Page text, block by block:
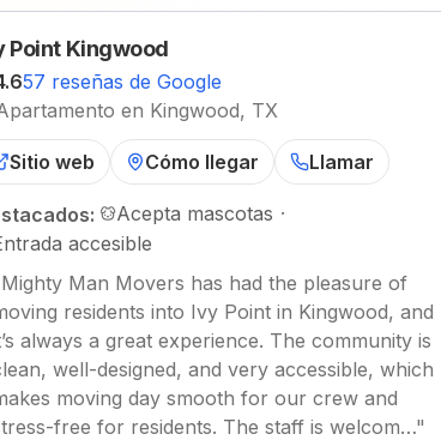
Point Kingwood
57 reseñas de Google
en Kingwood, TX
Sitio web Cómo llegar Llamar
Acepta mascotas ·
accesible
Mighty Man Movers has had the pleasure of
residents into Ivy Point in Kingwood, and
always a great experience. The community is
well-designed, and very accessible, which
moving day smooth for our crew and
free for residents. The staff is welcom…"